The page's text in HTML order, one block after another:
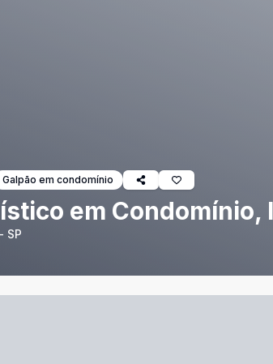
Galpão em condomínio
em Condomínio,
SP